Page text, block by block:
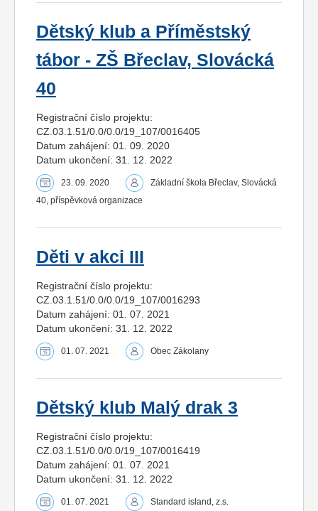
Dětský klub a Příměstský
tábor - ZŠ Břeclav, Slovácká
40
Registrační číslo projektu:
CZ.03.1.51/0.0/0.0/19_107/0016405
Datum zahájení: 01. 09. 2020
Datum ukončení: 31. 12. 2022
23. 09. 2020
Základní škola Břeclav, Slovácká
40, příspěvková organizace
Děti v akci III
Registrační číslo projektu:
CZ.03.1.51/0.0/0.0/19_107/0016293
Datum zahájení: 01. 07. 2021
Datum ukončení: 31. 12. 2022
01. 07. 2021 Obec Zákolany
Dětský klub Malý drak 3
Registrační číslo projektu:
CZ.03.1.51/0.0/0.0/19_107/0016419
Datum zahájení: 01. 07. 2021
Datum ukončení: 31. 12. 2022
01. 07. 2021 Standard island, z.s.